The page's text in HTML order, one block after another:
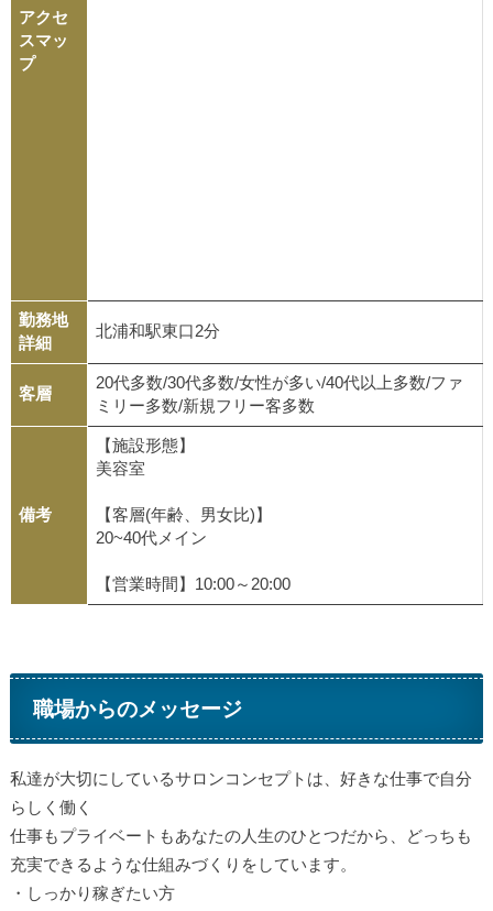
アクセ
スマッ
プ
勤務地
詳細
北浦和駅東口2分
客層
20代多数/30代多数/女性が多い/40代以上多数/ファ
ミリー多数/新規フリー客多数
備考
【施設形態】
美容室
【客層(年齢、男女比)】
20~40代メイン
【営業時間】10:00～20:00
職場からのメッセージ
私達が大切にしているサロンコンセプトは、好きな仕事で自分
らしく働く
仕事もプライベートもあなたの人生のひとつだから、どっちも
充実できるような仕組みづくりをしています。
・しっかり稼ぎたい方